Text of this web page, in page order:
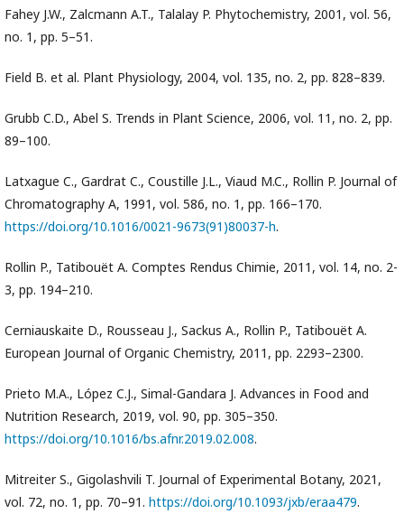
Fahey J.W., Zalcmann A.T., Talalay P. Phytochemistry, 2001, vol. 56,
no. 1, pp. 5–51.
Field B. et al. Plant Physiology, 2004, vol. 135, no. 2, pp. 828–839.
Grubb C.D., Abel S. Trends in Plant Science, 2006, vol. 11, no. 2, pp.
89–100.
Latxague C., Gardrat C., Coustille J.L., Viaud M.C., Rollin P. Journal of
Chromatography A, 1991, vol. 586, no. 1, pp. 166–170.
https://doi.org/10.1016/0021-9673(91)80037-h.
Rollin P., Tatibouët A. Comptes Rendus Chimie, 2011, vol. 14, no. 2-
3, pp. 194–210.
Cerniauskaite D., Rousseau J., Sackus A., Rollin P., Tatibouët A.
European Journal of Organic Chemistry, 2011, pp. 2293–2300.
Prieto M.A., López C.J., Simal-Gandara J. Advances in Food and
Nutrition Research, 2019, vol. 90, pp. 305–350.
https://doi.org/10.1016/bs.afnr.2019.02.008.
Mitreiter S., Gigolashvili T. Journal of Experimental Botany, 2021,
vol. 72, no. 1, pp. 70–91. https://doi.org/10.1093/jxb/eraa479.